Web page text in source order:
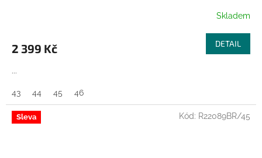
R
M
A
Skladem
2 399 Kč DETAIL
...
43 44 45 46
Sleva Kód: R22089BR/45